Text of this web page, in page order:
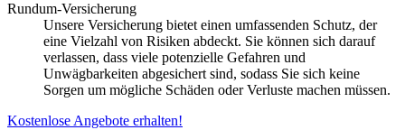
Rundum-Versicherung
Unsere Versicherung bietet einen umfassenden Schutz, der
eine Vielzahl von Risiken abdeckt. Sie können sich darauf
verlassen, dass viele potenzielle Gefahren und
Unwägbarkeiten abgesichert sind, sodass Sie sich keine
Sorgen um mögliche Schäden oder Verluste machen müssen.
Kostenlose Angebote erhalten!